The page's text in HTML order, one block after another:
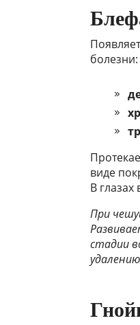
болезни:
виде
В глазах
При
стадии